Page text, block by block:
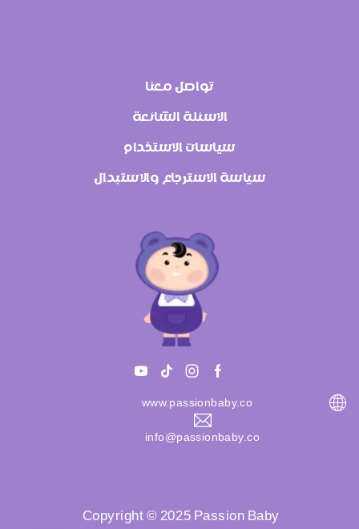
تواصل معنا
الاسئلة الشائعة
سياسات الاستخدام
سياسة الاسترجاع والاستبدال
www.passionbaby.co
info@passionbaby.co
Copyright © 2025 Passion Baby